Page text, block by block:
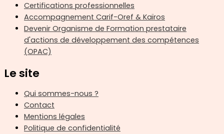
Certifications professionnelles
Accompagnement Carif-Oref & Kaïros
Devenir Organisme de Formation prestataire
d'actions de développement des compétences
(OPAC)
Le site
Qui sommes-nous ?
Contact
Mentions légales
Politique de confidentialité